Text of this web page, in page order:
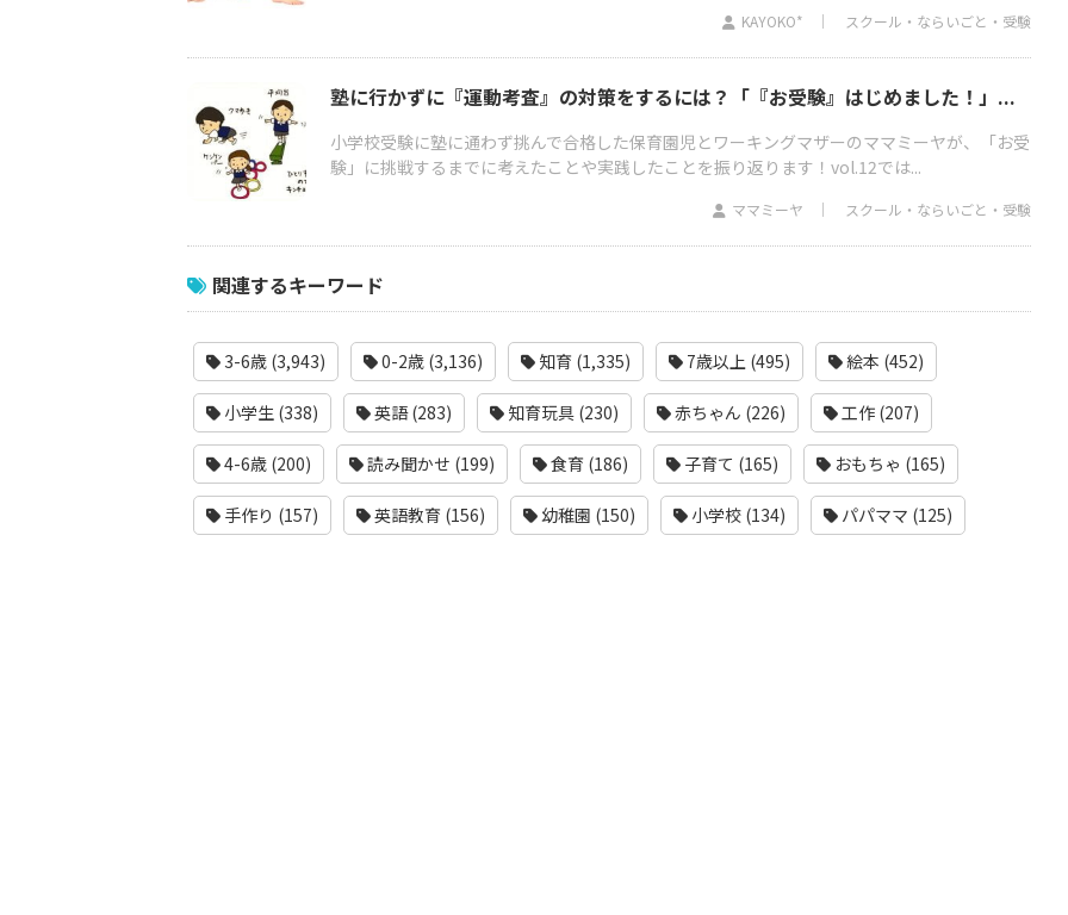
KAYOKO* スクール・ならいごと・受験
塾に行かずに『運動考査』の対策をするには？「『お受験』はじめました！」...
小学校受験に塾に通わず挑んで合格した保育園児とワーキングマザーのママミーヤが、「お受
験」に挑戦するまでに考えたことや実践したことを振り返ります！vol.12では...
ママミーヤ スクール・ならいごと・受験
関連するキーワード
3-6歳 (3,943) 0-2歳 (3,136) 知育 (1,335) 7歳以上 (495) 絵本 (452)
小学生 (338) 英語 (283) 知育玩具 (230) 赤ちゃん (226) 工作 (207)
4-6歳 (200) 読み聞かせ (199) 食育 (186) 子育て (165) おもちゃ (165)
手作り (157) 英語教育 (156) 幼稚園 (150) 小学校 (134) パパママ (125)